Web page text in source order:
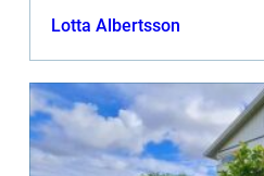
Lotta Albertsson